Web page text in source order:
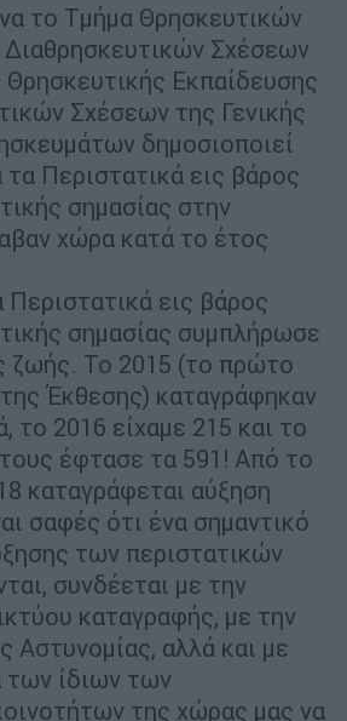
το Τμήμα Θρησκευτικών
Διαθρησκευτικών Σχέσεων
Εκπαίδευσης
Σχέσεων της Γενικής
δημοσιοποιεί
τα Περιστατικά εις βάρος
σημασίας στην
χώρα κατά το έτος
εις βάρος
σημασίας συμπλήρωσε
ζωής. Το 2015 (το πρώτο
Έκθεσης) καταγράφηκαν
το 2016 είχαμε 215 και το
έφτασε τα 591! Από το
καταγράφεται αύξηση
σαφές ότι ένα σημαντικό
των περιστατικών
συνδέεται με την
καταγραφής, με την
Αστυνομίας, αλλά και με
των ίδιων των
της χώρας μας να